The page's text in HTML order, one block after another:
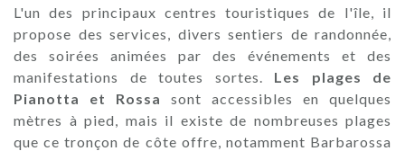
L'un des principaux centres touristiques de l'île, il
propose des services, divers sentiers de randonnée,
des soirées animées par des événements et des
manifestations de toutes sortes. Les plages de
Pianotta et Rossa
sont accessibles en quelques
mètres à pied, mais il existe de nombreuses plages
que ce tronçon de côte offre, notamment Barbarossa